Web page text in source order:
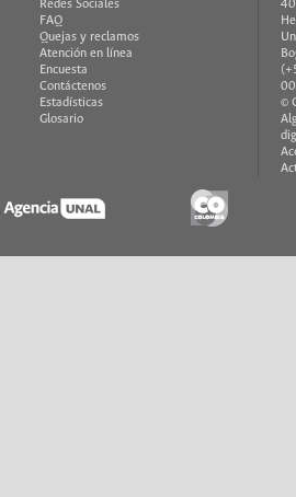
Redes Sociales
FAQ
Quejas y reclamos
Atención en línea
Encuesta
Contáctenos
Estadísticas
Glosario
©